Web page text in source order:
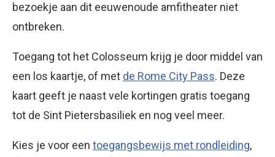
bezoekje aan dit eeuwenoude amfitheater niet
ontbreken.
Toegang tot het Colosseum krijg je door middel van
een los kaartje, of met de Rome City Pass. Deze
kaart geeft je naast vele kortingen gratis toegang
tot de Sint Pietersbasiliek en nog veel meer.
Kies je voor een toegangsbewijs met rondleiding,